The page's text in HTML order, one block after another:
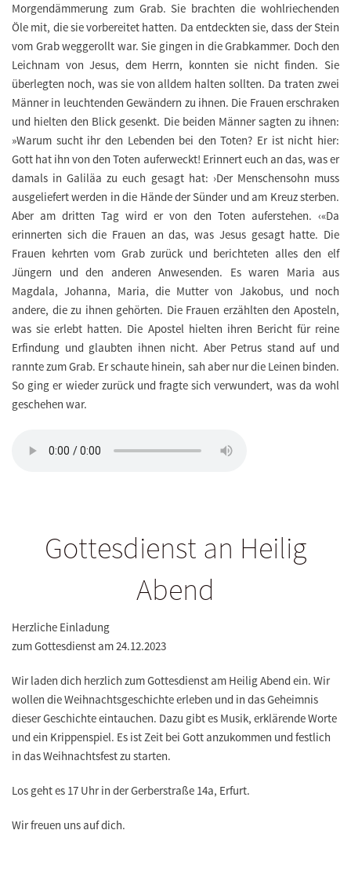
Morgendämmerung zum Grab. Sie brachten die wohlriechenden
Öle mit, die sie vorbereitet hatten. Da entdeckten sie, dass der Stein
vom Grab weggerollt war. Sie gingen in die Grabkammer. Doch den
Leichnam von Jesus, dem Herrn, konnten sie nicht finden. Sie
überlegten noch, was sie von alldem halten sollten. Da traten zwei
Männer in leuchtenden Gewändern zu ihnen. Die Frauen erschraken
und hielten den Blick gesenkt. Die beiden Männer sagten zu ihnen:
»Warum sucht ihr den Lebenden bei den Toten? Er ist nicht hier:
Gott hat ihn von den Toten auferweckt! Erinnert euch an das, was er
damals in Galiläa zu euch gesagt hat: ›Der Menschensohn muss
ausgeliefert werden in die Hände der Sünder und am Kreuz sterben.
Aber am dritten Tag wird er von den Toten auferstehen. ‹«Da
erinnerten sich die Frauen an das, was Jesus gesagt hatte. Die
Frauen kehrten vom Grab zurück und berichteten alles den elf
Jüngern und den anderen Anwesenden. Es waren Maria aus
Magdala, Johanna, Maria, die Mutter von Jakobus, und noch
andere, die zu ihnen gehörten. Die Frauen erzählten den Aposteln,
was sie erlebt hatten. Die Apostel hielten ihren Bericht für reine
Erfindung und glaubten ihnen nicht. Aber Petrus stand auf und
rannte zum Grab. Er schaute hinein, sah aber nur die Leinen binden.
So ging er wieder zurück und fragte sich verwundert, was da wohl
geschehen war.
Gottesdienst an Heilig
Abend
Herzliche Einladung
zum Gottesdienst am 24.12.2023
Wir laden dich herzlich zum Gottesdienst am Heilig Abend ein. Wir
wollen die Weihnachtsgeschichte erleben und in das Geheimnis
dieser Geschichte eintauchen. Dazu gibt es Musik, erklärende Worte
und ein Krippenspiel. Es ist Zeit bei Gott anzukommen und festlich
in das Weihnachtsfest zu starten.
Los geht es 17 Uhr in der Gerberstraße 14a, Erfurt.
Wir freuen uns auf dich.